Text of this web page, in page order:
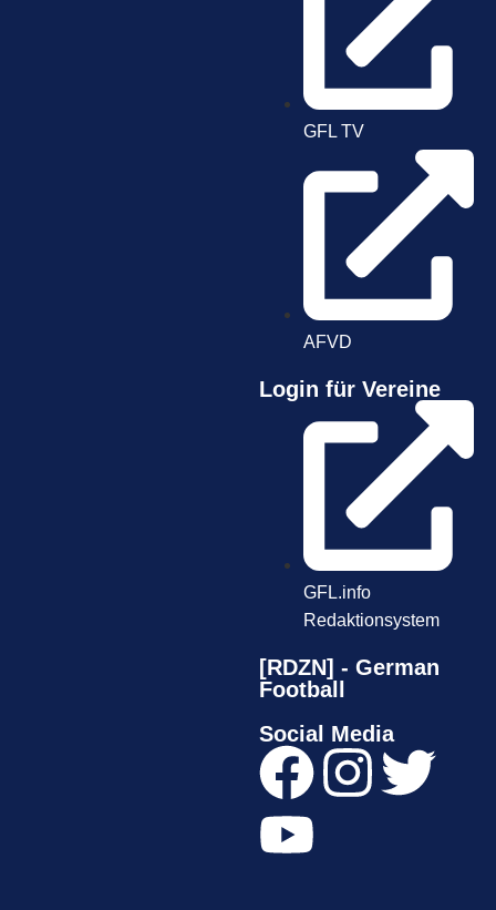
GFL TV
AFVD
Login für Vereine
GFL.info
Redaktionsystem
[RDZN] - German
Football
Social Media